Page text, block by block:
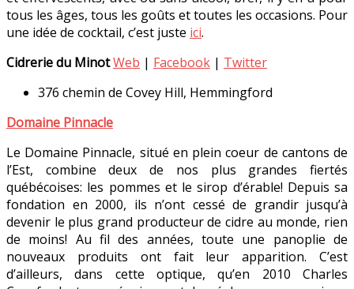
tous les âges, tous les goûts et toutes les occasions. Pour
une idée de cocktail, c’est juste ici.
Cidrerie du MinotWeb | Facebook | Twitter
376 chemin de Covey Hill, Hemmingford
Domaine Pinnacle
Le Domaine Pinnacle, situé en plein coeur de cantons de
l’Est, combine deux de nos plus grandes fiertés
québécoises: les pommes et le sirop d’érable! Depuis sa
fondation en 2000, ils n’ont cessé de grandir jusqu’à
devenir le plus grand producteur de cidre au monde, rien
de moins! Au fil des années, toute une panoplie de
nouveaux produits ont fait leur apparition. C’est
d’ailleurs, dans cette optique, qu’en 2010 Charles